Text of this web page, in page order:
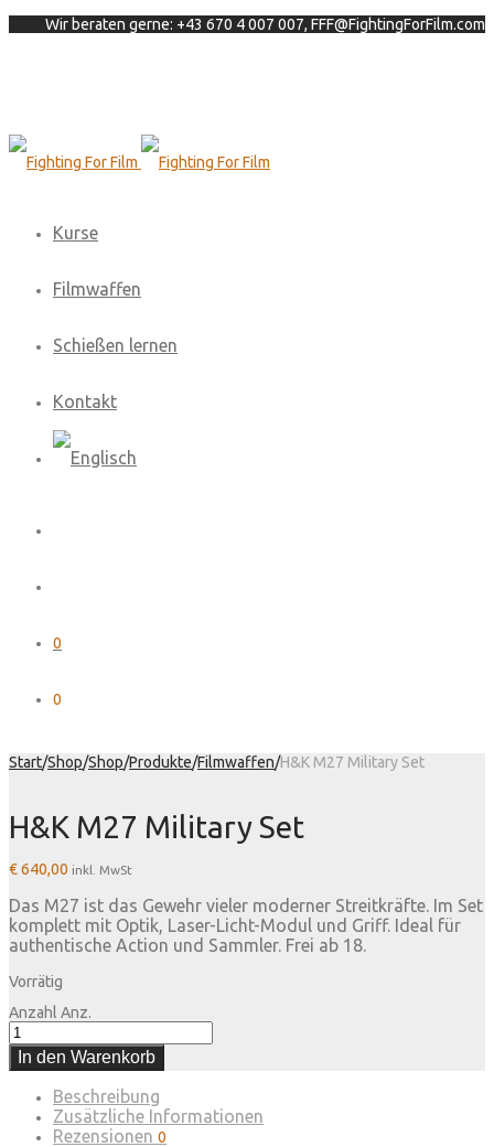
Wir beraten gerne: +43 670 4 007 007, FFF@FightingForFilm.com
Kurse
Filmwaffen
Schießen lernen
Kontakt
0
0
Start/Shop/Shop/Produkte/Filmwaffen/H&K M27 Military Set
H&K M27 Military Set
€640,00 inkl. MwSt
Das M27 ist das Gewehr vieler moderner Streitkräfte. Im Set
komplett mit Optik, Laser-Licht-Modul und Griff. Ideal für
authentische Action und Sammler. Frei ab 18.
Vorrätig
Anzahl Anz.
In den Warenkorb
Beschreibung
Zusätzliche Informationen
Rezensionen 0